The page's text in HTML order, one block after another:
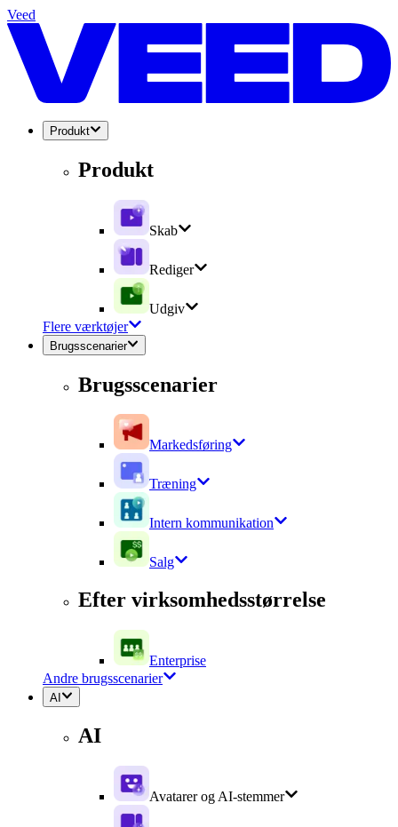
Veed
Produkt
Produkt
Skab
Rediger
Udgiv
Flere værktøjer
Brugsscenarier
Brugsscenarier
Markedsføring
Træning
Intern kommunikation
Salg
Efter virksomhedsstørrelse
Enterprise
Andre brugsscenarier
AI
AI
Avatarer og AI-stemmer